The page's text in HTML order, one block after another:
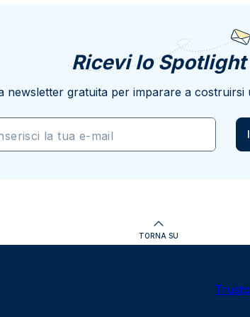
Ricevi lo Spotlight
newsletter gratuita per imparare a costruirsi
la tua e-mail
TORNA SU